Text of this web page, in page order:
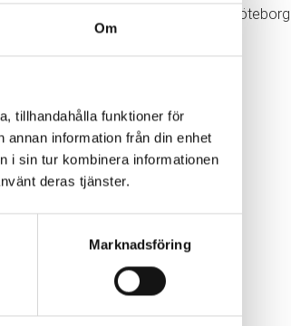
Om
tillhandahålla funktioner för
information från din enhet
i sin tur kombinera informationen
deras tjänster.
Marknadsföring
flyttstäda eller flyttpackning i
Publicerat
2020-04-24
2020-02-20